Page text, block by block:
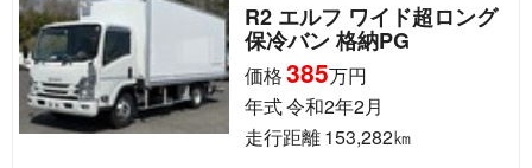
R2 エルフ ワイド超ロング
保冷バン 格納PG
価格385万円
年式令和2年2月
走行距離153,282㎞